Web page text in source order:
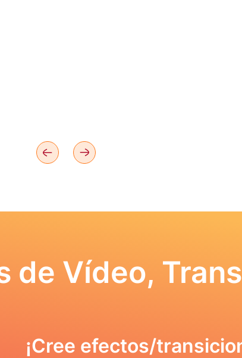
de Vídeo,
¡Cree efectos/